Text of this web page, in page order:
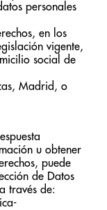
personales
en los
vigente,
social de
Madrid, o
u obtener
puede
de Datos
través de: